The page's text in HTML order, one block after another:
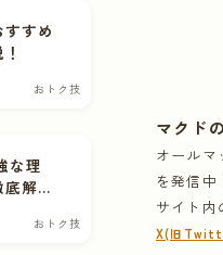
すめ
おトク技
な理
底解
おトク技
マクド
オールマ
を発信中
サイト内
X(旧